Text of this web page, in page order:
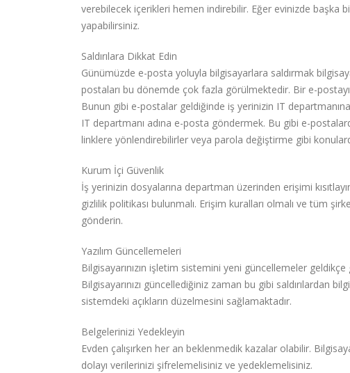
verebilecek içerikleri hemen indirebilir. Eğer evinizde başka
yapabilirsiniz.
Saldırılara Dikkat Edin
Günümüzde e-posta yoluyla bilgisayarlara saldırmak
postaları bu dönemde çok fazla görülmektedir. Bir e-
Bunun gibi e-postalar geldiğinde iş yerinizin IT
IT departmanı adına e-posta göndermek. Bu gibi e-
linklere yönlendirebilirler veya parola değiştirme gibi
Kurum İçi Güvenlik
İş yerinizin dosyalarına departman üzerinden erişimi
gizlilik politikası bulunmalı. Erişim kuralları olmalı ve tüm
gönderin.
Yazılım Güncellemeleri
Bilgisayarınızın işletim sistemini yeni güncellemeler
Bilgisayarınızı güncellediğiniz zaman bu gibi saldırılardan
sistemdeki açıkların düzelmesini sağlamaktadır.
Belgelerinizi Yedekleyin
Evden çalışırken her an beklenmedik kazalar olabilir.
dolayı verilerinizi şifrelemelisiniz ve yedeklemelisiniz.